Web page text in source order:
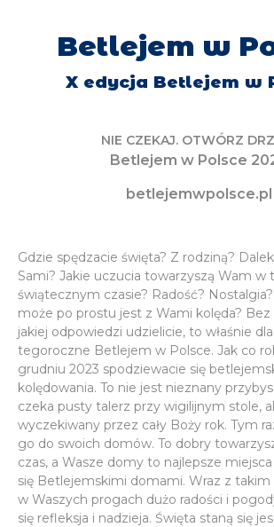
Betlejem w
X edycja Betlejem w
NIE CZEKAJ. OTWÓRZ
Betlejem w Polsce
betlejemwpolsce.pl
Gdzie spędzacie święta? Z rodziną?
Sami? Jakie uczucia towarzyszą Wam w
świątecznym czasie? Radość?
może po prostu jest z Wami kolęda?
jakiej odpowiedzi udzielicie, to właśnie
tegoroczne Betlejem w Polsce. Jak co
grudniu 2023 spodziewacie się
kolędowania. To nie jest nieznany
czeka pusty talerz przy wigilijnym stole,
wyczekiwany przez cały Boży rok. Tym
go do swoich domów. To dobry
czas, a Wasze domy to najlepsze
się Betlejemskimi domami. Wraz z
w Waszych progach dużo radości i
się refleksja i nadzieja. Święta staną się